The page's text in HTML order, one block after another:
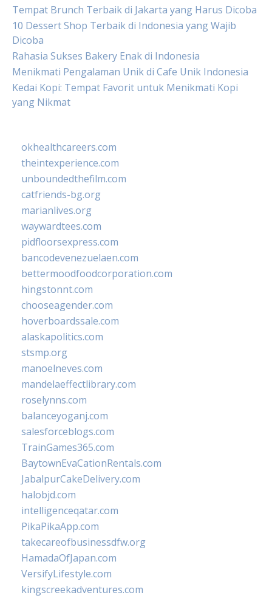
Tempat Brunch Terbaik di Jakarta yang Harus Dicoba
10 Dessert Shop Terbaik di Indonesia yang Wajib
Dicoba
Rahasia Sukses Bakery Enak di Indonesia
Menikmati Pengalaman Unik di Cafe Unik Indonesia
Kedai Kopi: Tempat Favorit untuk Menikmati Kopi
yang Nikmat
okhealthcareers.com
theintexperience.com
unboundedthefilm.com
catfriends-bg.org
marianlives.org
waywardtees.com
pidfloorsexpress.com
bancodevenezuelaen.com
bettermoodfoodcorporation.com
hingstonnt.com
chooseagender.com
hoverboardssale.com
alaskapolitics.com
stsmp.org
manoelneves.com
mandelaeffectlibrary.com
roselynns.com
balanceyoganj.com
salesforceblogs.com
TrainGames365.com
BaytownEvaCationRentals.com
JabalpurCakeDelivery.com
halobjd.com
intelligenceqatar.com
PikaPikaApp.com
takecareofbusinessdfw.org
HamadaOfJapan.com
VersifyLifestyle.com
kingscreekadventures.com